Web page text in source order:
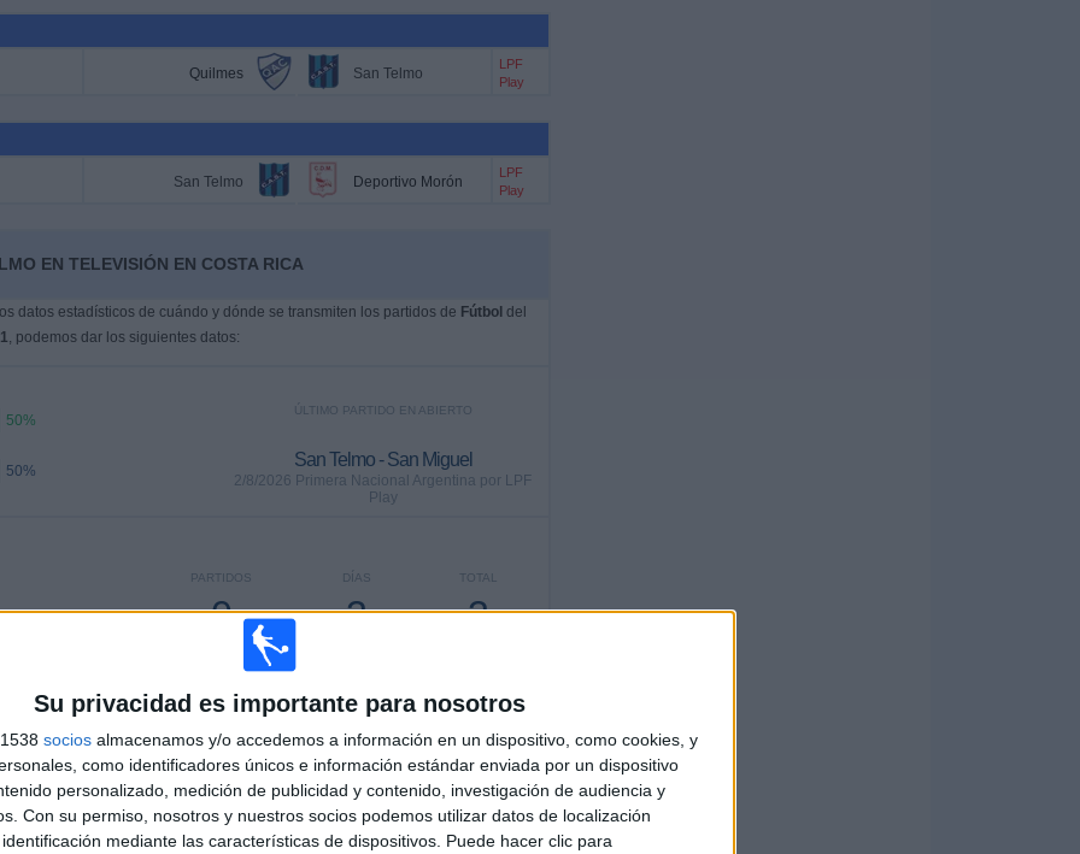
Su privacidad es importante para nosotros
socios almacenamos y/o accedemos a información en un dispositivo, como cookies, y
como identificadores únicos e información estándar enviada por un dispositivo
personalizado, medición de publicidad y contenido, investigación de audiencia y
Con su permiso, nosotros y nuestros socios podemos utilizar datos de localización
mediante las características de dispositivos. Puede hacer clic para
Quilmes San Telmo
LPF
Play
San Telmo Deportivo Morón
LPF
Play
EN TELEVISIÓN EN COSTA RICA
datos estadísticos de cuándo y dónde se transmiten los partidos de Fútbol del
, podemos dar los siguientes datos:
50%
50%
ÚLTIMO PARTIDO EN ABIERTO
San Telmo - San Miguel
2/8/2026 Primera Nacional Argentina por LPF
Play
TOTAL
3
DÍAS
3
PARTIDOS
0
CONSECUTIVOS
DE PAGO
TOTAL
30
MÁXIMO
3
VS Almirante
Brown
TOTAL
2
COMPETICIONES